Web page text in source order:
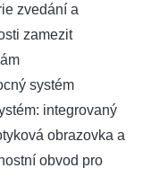
zvedání a
zamezit
systém
integrovaný
obrazovka a
obvod pro